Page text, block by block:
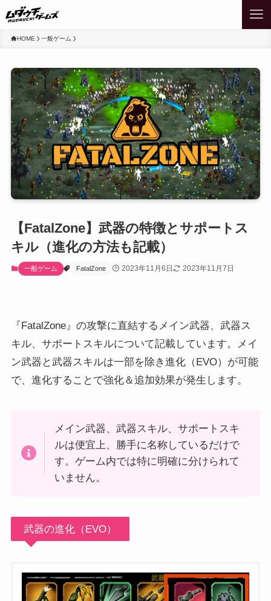
HOME 一般ゲーム
【FatalZone】武器の特徴とサポートス
キル（進化の方法も記載）
一般ゲーム FatalZone 2023年11月6日 2023年11月7日
『FatalZone』の攻撃に直結するメイン武器、武器ス
キル、サポートスキルについて記載しています。メイ
ン武器と武器スキルは一部を除き進化（EVO）が可能
で、進化することで強化＆追加効果が発生します。
メイン武器、武器スキル、サポートスキ
ルは便宜上、勝手に名称しているだけで
す。ゲーム内では特に明確に分けられて
いません。
武器の進化（EVO）